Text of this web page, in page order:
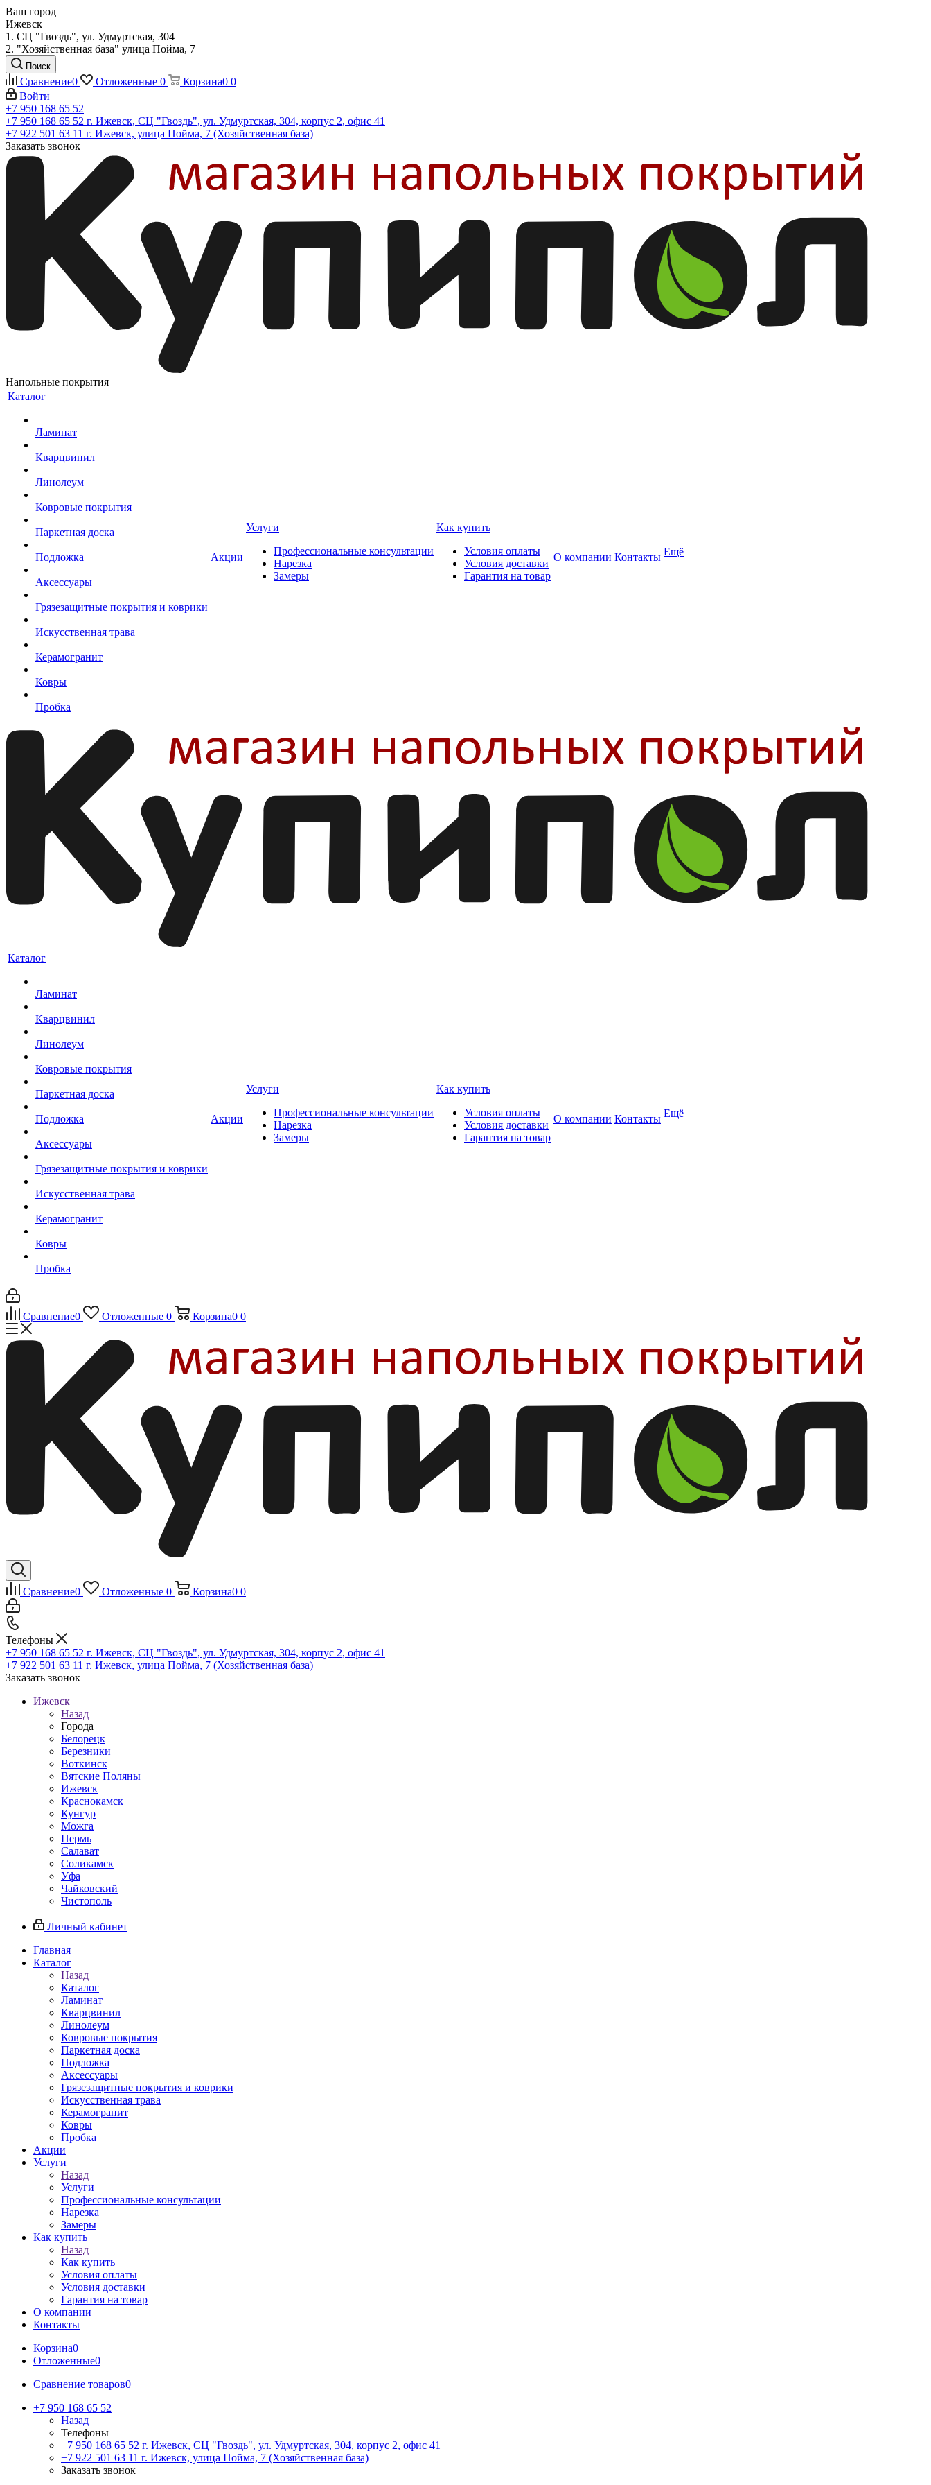
Ваш город
Ижевск
1. СЦ "Гвоздь", ул. Удмуртская, 304
2. "Хозяйственная база" улица Пойма, 7
Поиск
Сравнение0 Отложенные 0 Корзина0 0
Войти
+7 950 168 65 52
+7 950 168 65 52 г. Ижевск, СЦ "Гвоздь", ул. Удмуртская, 304, корпус 2, офис 41
+7 922 501 63 11 г. Ижевск, улица Пойма, 7 (Хозяйственная база)
Заказать звонок
Напольные покрытия
Каталог
Ламинат
Кварцвинил
Линолеум
Ковровые покрытия
Паркетная доска
Подложка
Аксессуары
Грязезащитные покрытия и коврики
Искусственная трава
Керамогранит
Ковры
Пробка
Акции
Услуги
Профессиональные консультации
Нарезка
Замеры
Как купить
Условия оплаты
Условия доставки
Гарантия на товар
О компании Контакты Ещё
Каталог
Ламинат
Кварцвинил
Линолеум
Ковровые покрытия
Паркетная доска
Подложка
Аксессуары
Грязезащитные покрытия и коврики
Искусственная трава
Керамогранит
Ковры
Пробка
Акции
Услуги
Профессиональные консультации
Нарезка
Замеры
Как купить
Условия оплаты
Условия доставки
Гарантия на товар
О компании Контакты Ещё
Сравнение0 Отложенные 0 Корзина0 0
Сравнение0 Отложенные 0 Корзина0 0
Телефоны
+7 950 168 65 52 г. Ижевск, СЦ "Гвоздь", ул. Удмуртская, 304, корпус 2, офис 41
+7 922 501 63 11 г. Ижевск, улица Пойма, 7 (Хозяйственная база)
Заказать звонок
Ижевск
Назад
Города
Белорецк
Березники
Воткинск
Вятские Поляны
Ижевск
Краснокамск
Кунгур
Можга
Пермь
Салават
Соликамск
Уфа
Чайковский
Чистополь
Личный кабинет
Главная
Каталог
Назад
Каталог
Ламинат
Кварцвинил
Линолеум
Ковровые покрытия
Паркетная доска
Подложка
Аксессуары
Грязезащитные покрытия и коврики
Искусственная трава
Керамогранит
Ковры
Пробка
Акции
Услуги
Назад
Услуги
Профессиональные консультации
Нарезка
Замеры
Как купить
Назад
Как купить
Условия оплаты
Условия доставки
Гарантия на товар
О компании
Контакты
Корзина0
Отложенные0
Сравнение товаров0
+7 950 168 65 52
Назад
Телефоны
+7 950 168 65 52 г. Ижевск, СЦ "Гвоздь", ул. Удмуртская, 304, корпус 2, офис 41
+7 922 501 63 11 г. Ижевск, улица Пойма, 7 (Хозяйственная база)
Заказать звонок